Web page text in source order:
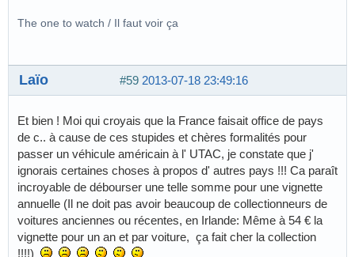
The one to watch / Il faut voir ça
#59 2013-07-18 23:49:16
Laïo
Et bien ! Moi qui croyais que la France faisait office de pays
de c.. à cause de ces stupides et chères formalités pour
passer un véhicule américain à l' UTAC, je constate que j'
ignorais certaines choses à propos d' autres pays !!! Ca paraît
incroyable de débourser une telle somme pour une vignette
annuelle (Il ne doit pas avoir beaucoup de collectionneurs de
voitures anciennes ou récentes, en Irlande: Même à 54 € la
vignette pour un an et par voiture, ça fait cher la collection
!!!!)